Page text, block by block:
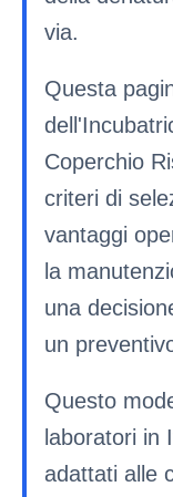
via.
Questa
Coperchio
criteri di
vantaggi
la
una
un
Questo
laboratori in
adattati alle